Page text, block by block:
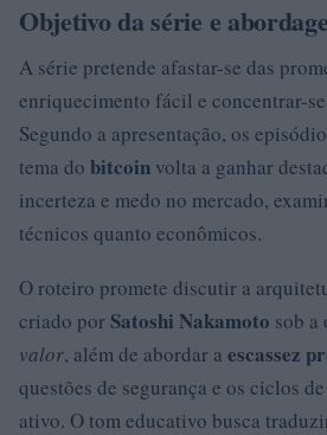
Objetivo da série e
A série pretende afastar-se das
enriquecimento fácil e concentrar-
Segundo a apresentação, os
tema do bitcoin volta a ganhar
incerteza e medo no mercado,
técnicos quanto econômicos.
O roteiro promete discutir a
criado porSatoshi Nakamoto sob a
valor, além de abordar a escassez
questões de segurança e os ciclos
ativo. O tom educativo busca